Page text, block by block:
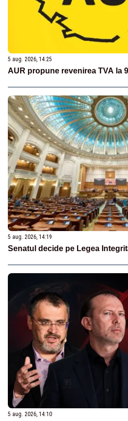
5 aug. 2026, 14:25
AUR propune revenirea TVA la
5 aug. 2026, 14:19
Senatul decide pe Legea
5 aug. 2026, 14:10